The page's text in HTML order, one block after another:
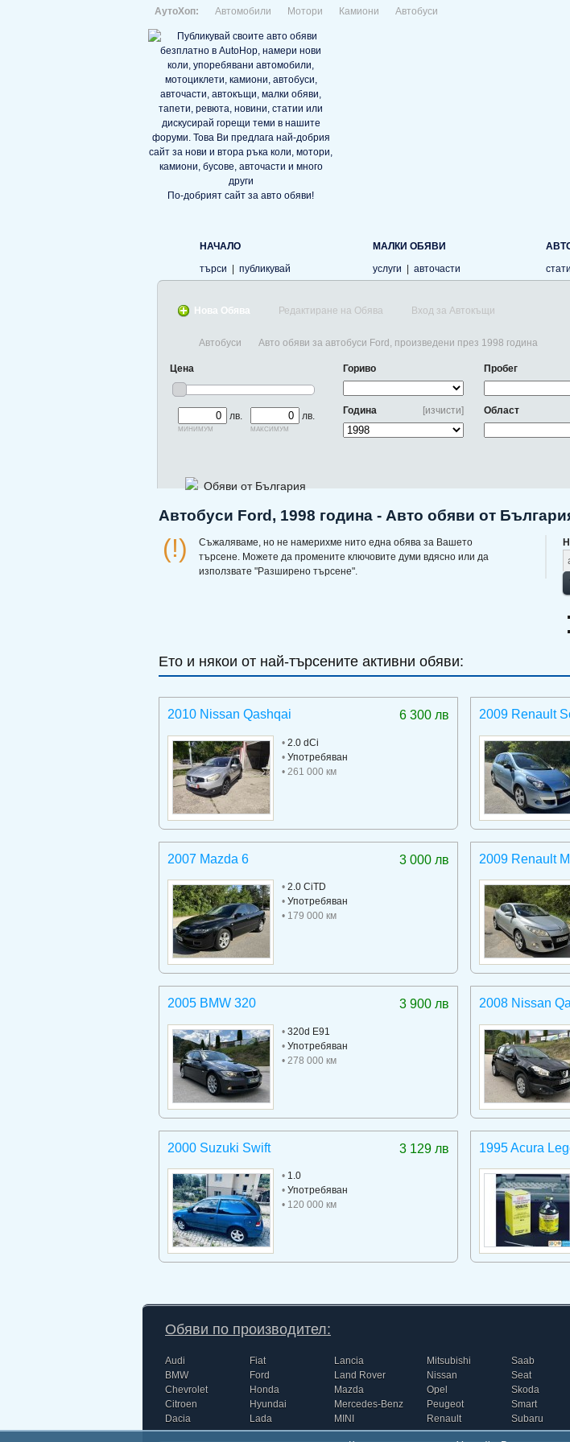
АутоХоп: Автомобили Мотори Камиони Автобуси
По-добрият сайт за авто обяви!
НАЧАЛО
търси
публикувай
МАЛКИ ОБЯВИ
услуги
авточасти
Нова Обява Редактиране на Обява Вход за Автокъщи
Автобуси Авто обяви за автобуси Ford, произведени през 1998 година
Цена
лв.
минимум
лв.
максимум
Гориво
[изчисти]
Година
Пробег
Област
Обяви от България
Автобуси Ford, 1998 година - Авто обяви от
(!)
Съжаляваме, но не намерихме нито една обява за Вашето
търсене. Можете да промените ключовите думи вдясно или да
използвате "Разширено търсене".
Ето и някои от най-търсените активни обяви:
6 300 лв
2010 Nissan Qashqai
• 2.0 dCi
• Употребяван
• 261 000 км
2009 Renault
3 000 лв
2007 Mazda 6
• 2.0 CiTD
• Употребяван
• 179 000 км
2009 Renault
3 900 лв
2005 BMW 320
• 320d E91
• Употребяван
• 278 000 км
2008 Nissan
3 129 лв
2000 Suzuki Swift
• 1.0
• Употребяван
• 120 000 км
1995 Acura
Обяви по производител:
Audi
BMW
Chevrolet
Citroen
Dacia
Fiat
Ford
Honda
Hyundai
Lada
Lancia
Land Rover
Mazda
Mercedes-Benz
MINI
Mitsubishi
Nissan
Opel
Peugeot
Renault
Saab
Seat
Skoda
Smart
Subaru